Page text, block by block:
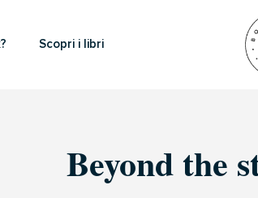
Scopri i libri
Beyond the